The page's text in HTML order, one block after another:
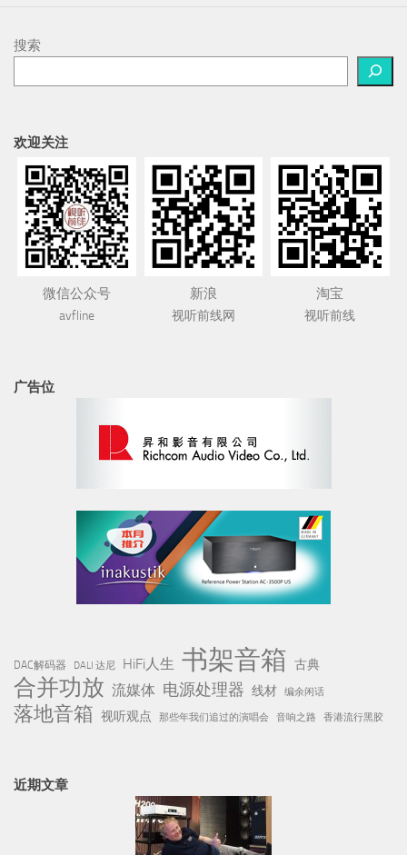
搜索
欢迎关注
微信公众号
avfline
新浪
视听前线网
淘宝
视听前线
广告位
DAC解码器 DALI 达尼 HiFi人生 书架音箱 古典
合并功放 流媒体 电源处理器 线材 编余闲话
落地音箱 视听观点 那些年我们追过的演唱会 音响之路 香港流行黑胶
近期文章